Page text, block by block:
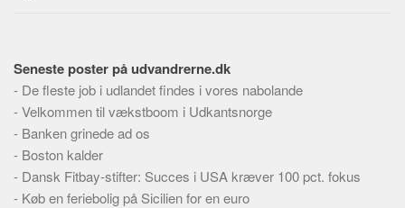
Seneste poster på udvandrerne.dk
- De fleste job i udlandet findes i vores nabolande
-Velkommen til vækstboom i Udkantsnorge
- Banken grinede ad os
- Boston kalder
- Dansk Fitbay-stifter: Succes i USA kræver 100 pct. fokus
- Køb en feriebolig på Sicilien for en euro